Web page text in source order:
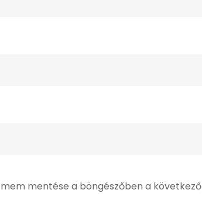
mentése a böngészőben a következő